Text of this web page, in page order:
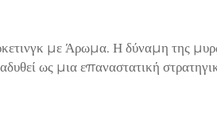
με Άρωμα. Η δύναμη της
ως μια επαναστατική
γίνει απαραίτητα εργαλεία για τη